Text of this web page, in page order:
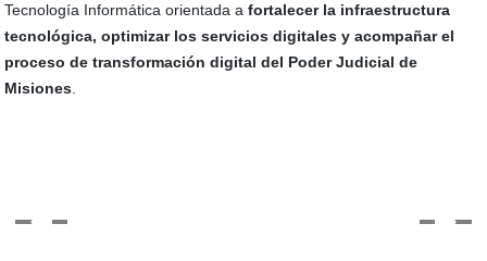
Tecnología Informática orientada afortalecer la infraestructura
tecnológica, optimizar los servicios digitales y acompañar el
proceso de transformación digital del Poder Judicial de
Misiones